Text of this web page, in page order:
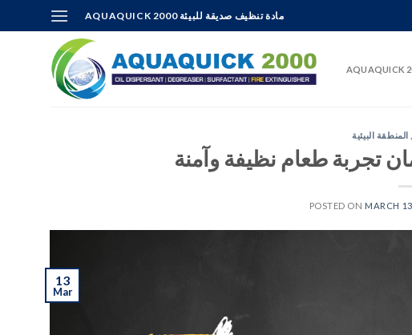
to
AQUAQUICK 2000 مادة تنظيف صديقة للبيئة
AQUAQUICK
المنطقة البيئية
تجربة طعام نظيفة وآمنة
POSTED ON MARCH
13
Mar